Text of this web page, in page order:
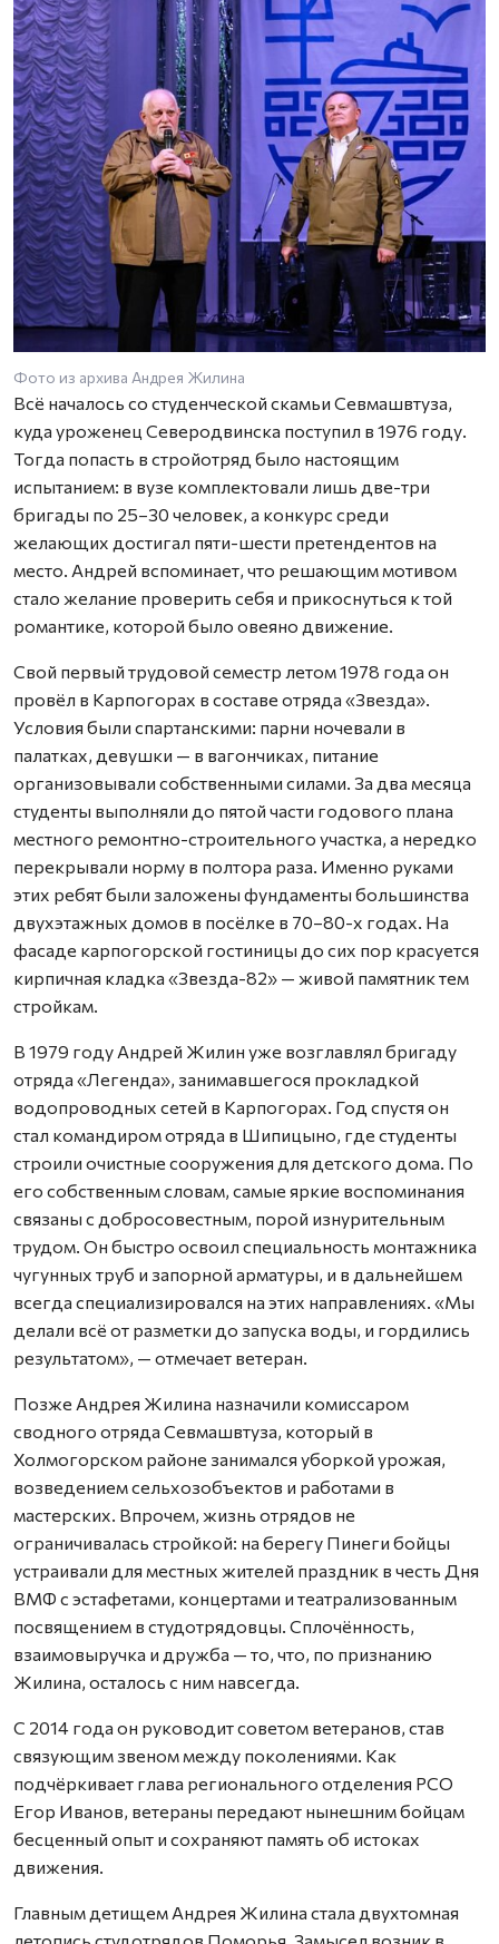
Фото из архива Андрея Жилина
Всё началось со студенческой скамьи Севмашвтуза,
куда уроженец Северодвинска поступил в 1976 году.
Тогда попасть в стройотряд было настоящим
испытанием: в вузе комплектовали лишь две-три
бригады по 25–30 человек, а конкурс среди
желающих достигал пяти-шести претендентов на
место. Андрей вспоминает, что решающим мотивом
стало желание проверить себя и прикоснуться к той
романтике, которой было овеяно движение.
Свой первый трудовой семестр летом 1978 года он
провёл в Карпогорах в составе отряда «Звезда».
Условия были спартанскими: парни ночевали в
палатках, девушки — в вагончиках, питание
организовывали собственными силами. За два месяца
студенты выполняли до пятой части годового плана
местного ремонтно-строительного участка, а нередко
перекрывали норму в полтора раза. Именно руками
этих ребят были заложены фундаменты большинства
двухэтажных домов в посёлке в 70–80-х годах. На
фасаде карпогорской гостиницы до сих пор красуется
кирпичная кладка «Звезда-82» — живой памятник тем
стройкам.
В 1979 году Андрей Жилин уже возглавлял бригаду
отряда «Легенда», занимавшегося прокладкой
водопроводных сетей в Карпогорах. Год спустя он
стал командиром отряда в Шипицыно, где студенты
строили очистные сооружения для детского дома. По
его собственным словам, самые яркие воспоминания
связаны с добросовестным, порой изнурительным
трудом. Он быстро освоил специальность монтажника
чугунных труб и запорной арматуры, и в дальнейшем
всегда специализировался на этих направлениях. «Мы
делали всё от разметки до запуска воды, и гордились
результатом», — отмечает ветеран.
Позже Андрея Жилина назначили комиссаром
сводного отряда Севмашвтуза, который в
Холмогорском районе занимался уборкой урожая,
возведением сельхозобъектов и работами в
мастерских. Впрочем, жизнь отрядов не
ограничивалась стройкой: на берегу Пинеги бойцы
устраивали для местных жителей праздник в честь Дня
ВМФ с эстафетами, концертами и театрализованным
посвящением в студотрядовцы. Сплочённость,
взаимовыручка и дружба — то, что, по признанию
Жилина, осталось с ним навсегда.
С 2014 года он руководит советом ветеранов, став
связующим звеном между поколениями. Как
подчёркивает глава регионального отделения РСО
Егор Иванов, ветераны передают нынешним бойцам
бесценный опыт и сохраняют память об истоках
движения.
Главным детищем Андрея Жилина стала двухтомная
летопись студотрядов Поморья. Замысел возник в